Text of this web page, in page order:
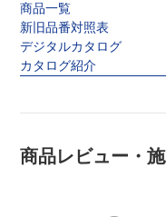
商品一覧
新旧品番対照表
デジタルカタログ
カタログ紹介
商品レビュー・